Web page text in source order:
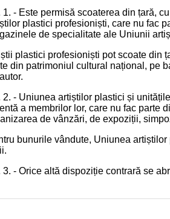
1. - Este permisă scoaterea din țară,
plastici profesioniști, care nu fac
de specialitate ale Uniunii
plastici profesioniști pot scoate din
din patrimoniul cultural național, pe
2. - Uniunea artiștilor plastici și
a membrilor lor, care nu fac parte
de vânzări, de expoziții,
bunurile vândute, Uniunea
3. - Orice altă dispoziție contrară se